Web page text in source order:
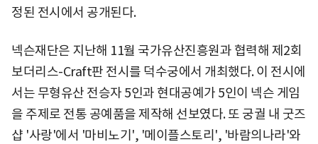
정된 전시에서 공개된다.
넥슨재단은 지난해 11월 국가유산진흥원과 협력해 제2회
보더리스-Craft판 전시를 덕수궁에서 개최했다. 이 전시에
서는 무형유산 전승자 5인과 현대공예가 5인이 넥슨 게임
을 주제로 전통 공예품을 제작해 선보였다. 또 궁궐 내 굿즈
샵 '사랑'에서 '마비노기', '메이플스토리', '바람의나라'와